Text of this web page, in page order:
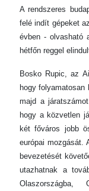
A rendszeres
felé indít gépeket
évben - olvasható
hétfőn reggel
Bosko Rupic, az
hogy
majd a
hogy a közvetlen
két főváros jobb
európai mozgását.
bevezetését
utazhatnak a
Olaszországba,